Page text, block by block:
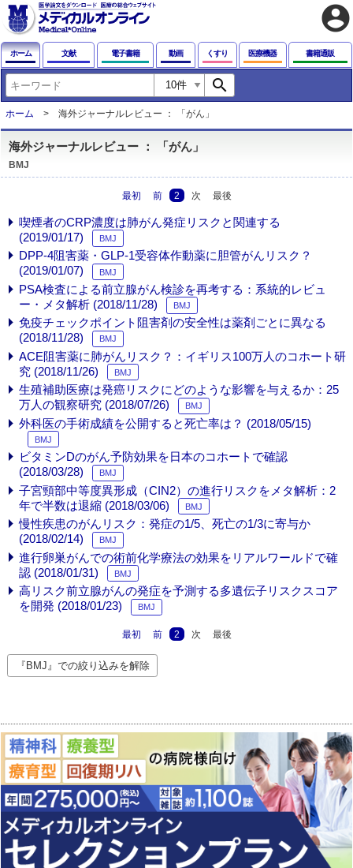
account_circle
ホーム 文献 電子書籍 動画 くすり 医療機器 書籍通販
search
ホーム 海外ジャーナルレビュー ： 「がん」
海外ジャーナルレビュー ： 「がん」
BMJ
最初 前 2 次 最後
喫煙者のCRP濃度は肺がん発症リスクと関連する
(2019/01/17)
BMJ
DPP-4阻害薬・GLP-1受容体作動薬に胆管がんリスク？
(2019/01/07)
BMJ
PSA検査による前立腺がん検診を再考する：系統的レビュ
ー・メタ解析 (2018/11/28)
BMJ
免疫チェックポイント阻害剤の安全性は薬剤ごとに異なる
(2018/11/28)
BMJ
ACE阻害薬に肺がんリスク？：イギリス100万人のコホート研
究 (2018/11/26)
BMJ
生殖補助医療は発癌リスクにどのような影響を与えるか：25
万人の観察研究 (2018/07/26)
BMJ
外科医の手術成績を公開すると死亡率は？ (2018/05/15)
BMJ
ビタミンDのがん予防効果を日本のコホートで確認
(2018/03/28)
BMJ
子宮頸部中等度異形成（CIN2）の進行リスクをメタ解析：2
年で半数は退縮 (2018/03/06)
BMJ
慢性疾患のがんリスク：発症の1/5、死亡の1/3に寄与か
(2018/02/14)
BMJ
進行卵巣がんでの術前化学療法の効果をリアルワールドで確
認 (2018/01/31)
BMJ
高リスク前立腺がんの発症を予測する多遺伝子リスクスコア
を開発 (2018/01/23)
BMJ
最初 前 2 次 最後
『BMJ』での絞り込みを解除